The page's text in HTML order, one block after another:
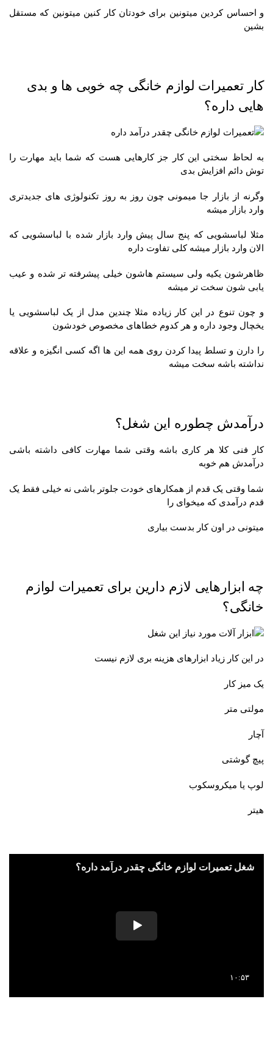
و احساس کردین میتونین برای خودتان کار کنین میتونین که مستقل
بشین
کار تعمیرات لوازم خانگی چه خوبی ها و بدی
هایی داره؟
به لحاظ سختی این کار جز کارهایی هست که شما باید مهارت را
توش دائم افزایش بدی
وگرنه از بازار جا میمونی چون روز به روز تکنولوژی های جدیدتری
وارد بازار میشه
مثلا لباسشویی که پنج سال پیش وارد بازار شده با لباسشویی که
الان وارد بازار میشه کلی تفاوت داره
ظاهرشون یکیه ولی سیستم هاشون خیلی پیشرفته تر شده و عیب
یابی شون سخت تر میشه
و چون تنوع در این کار زیاده مثلا چندین مدل از یک لباسشویی یا
یخچال وجود داره و هر کدوم خطاهای مخصوص خودشون
را دارن و تسلط پیدا کردن روی همه این ها اگه کسی انگیزه و علاقه
نداشته باشه سخت میشه
درآمدش چطوره این شغل؟
کار فنی کلا هر کاری باشه وقتی شما مهارت کافی داشته باشی
درآمدش هم خوبه
شما وقتی یک قدم از همکارهای خودت جلوتر باشی نه خیلی فقط یک
قدم درآمدی که میخوای را
میتونی در اون کار بدست بیاری
چه ابزارهایی لازم دارین برای تعمیرات لوازم
خانگی؟
در این کار زیاد ابزارهای هزینه بری لازم نیست
یک میز کار
مولتی متر
آچار
پیچ گوشتی
لوپ یا میکروسکوب
هیتر